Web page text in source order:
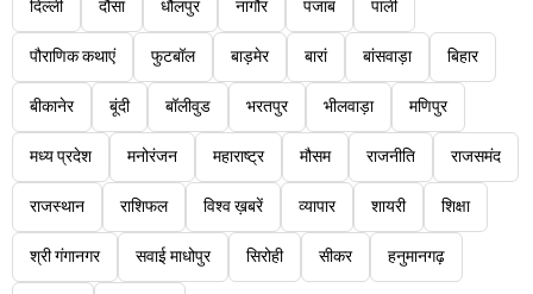
दिल्ली दौसा धौलपुर नागौर पंजाब पाली
पौराणिक कथाएं फुटबॉल बाड़मेर बारां बांसवाड़ा बिहार
बीकानेर बूंदी बॉलीवुड भरतपुर भीलवाड़ा मणिपुर
मध्य प्रदेश मनोरंजन महाराष्ट्र मौसम राजनीति राजसमंद
राजस्थान राशिफल विश्व ख़बरें व्यापार शायरी शिक्षा
श्री गंगानगर सवाई माधोपुर सिरोही सीकर हनुमानगढ़